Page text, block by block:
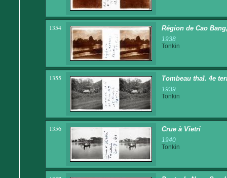
1354 Région de Cao
1938
Tonkin
1355 Tombeau thaï. 4e
1939
Tonkin
1356 Crue à Vietri
1940
Tonkin